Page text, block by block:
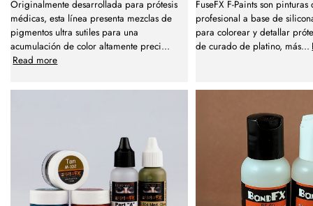
Originalmente desarrollada para prótesis
médicas, esta línea presenta mezclas de
pigmentos ultra sutiles para una
acumulación de color altamente preci...
Read more
FuseFX F-Paints son
profesional a base de
para colorear y detallar
de curado de platino, más...